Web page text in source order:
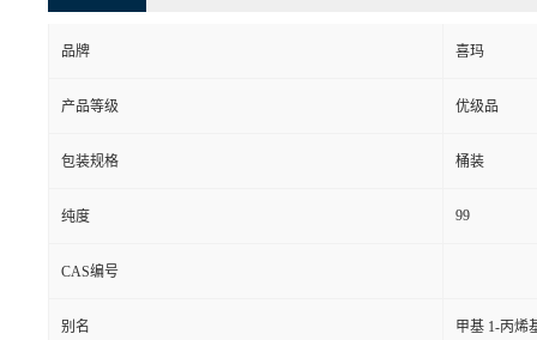
品牌 喜玛
产品等级 优级品
包装规格 桶装
纯度 99
CAS编号
别名 甲基 1-丙烯